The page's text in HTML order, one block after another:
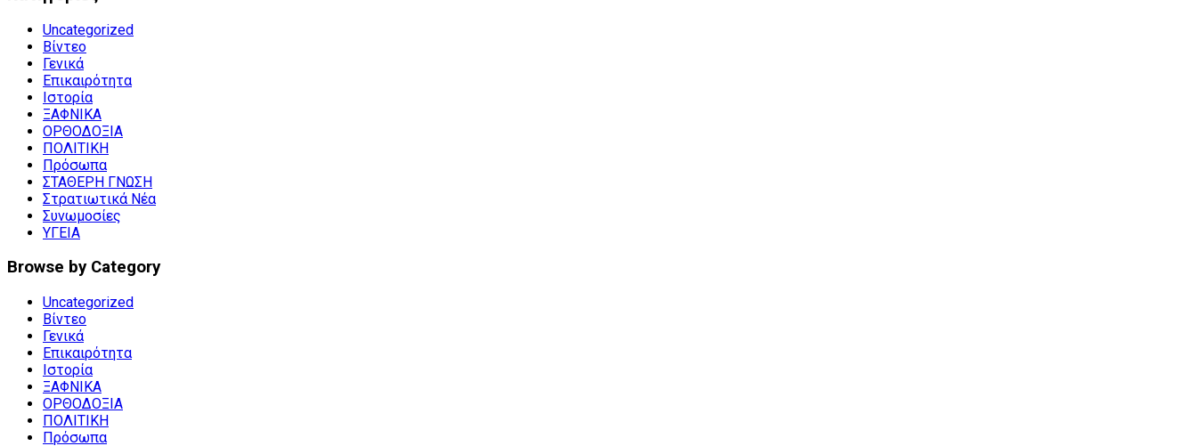
Uncategorized
Βίντεο
Γενικά
Επικαιρότητα
Ιστορία
ΞΑΦΝΙΚΑ
ΟΡΘΟΔΟΞΙΑ
ΠΟΛΙΤΙΚΗ
Πρόσωπα
ΣΤΑΘΕΡΗ ΓΝΩΣΗ
Στρατιωτικά Νέα
Συνωμοσίες
ΥΓΕΙΑ
Browse by Category
Uncategorized
Βίντεο
Γενικά
Επικαιρότητα
Ιστορία
ΞΑΦΝΙΚΑ
ΟΡΘΟΔΟΞΙΑ
ΠΟΛΙΤΙΚΗ
Πρόσωπα